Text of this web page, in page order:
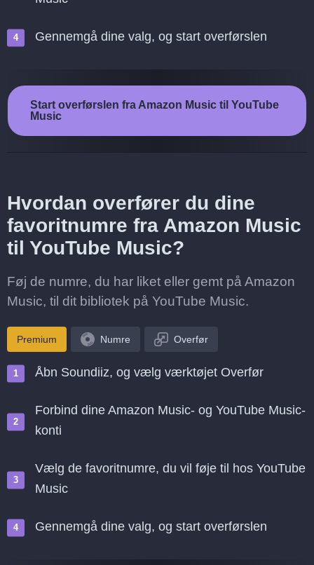
Gennemgå dine valg, og start overførslen
Start overførslen fra Amazon Music til YouTube
Music
Hvordan overfører du dine
favoritnumre fra Amazon Music
til YouTube Music?
Føj de numre, du har liket eller gemt på Amazon
Music, til dit bibliotek på YouTube Music.
Premium Numre Overfør
Åbn Soundiiz, og vælg værktøjet Overfør
Forbind dine Amazon Music- og YouTube Music-
konti
Vælg de favoritnumre, du vil føje til hos YouTube
Music
Gennemgå dine valg, og start overførslen